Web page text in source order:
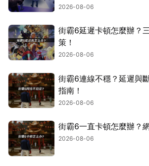
2026-08-06
街霸6延遲卡頓怎麼辦？
策！
2026-08-06
街霸6連線不穩？延遲與
指南！
2026-08-06
街霸6一直卡頓怎麼辦？
2026-08-06